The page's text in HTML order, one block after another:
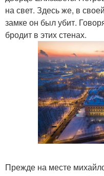
на свет. Здесь же, в
замке он был убит.
бродит в этих стенах.
Прежде на месте